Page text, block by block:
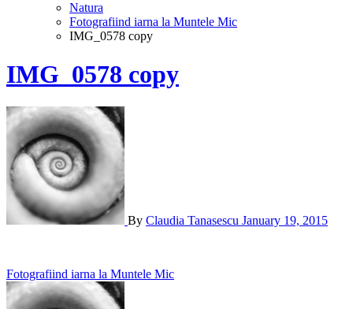
Natura
Fotografiind iarna la Muntele Mic
IMG_0578 copy
IMG_0578 copy
By Claudia Tanasescu January 19, 2015
Post
navigation
Fotografiind iarna la Muntele Mic